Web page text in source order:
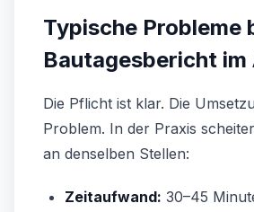
Typische Probleme
Bautagesbericht im
Die Pflicht ist klar. Die
Problem. In der Praxis
an denselben Stellen:
Zeitaufwand: 30–45